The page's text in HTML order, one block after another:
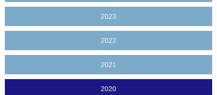
2023
2022
2021
2020